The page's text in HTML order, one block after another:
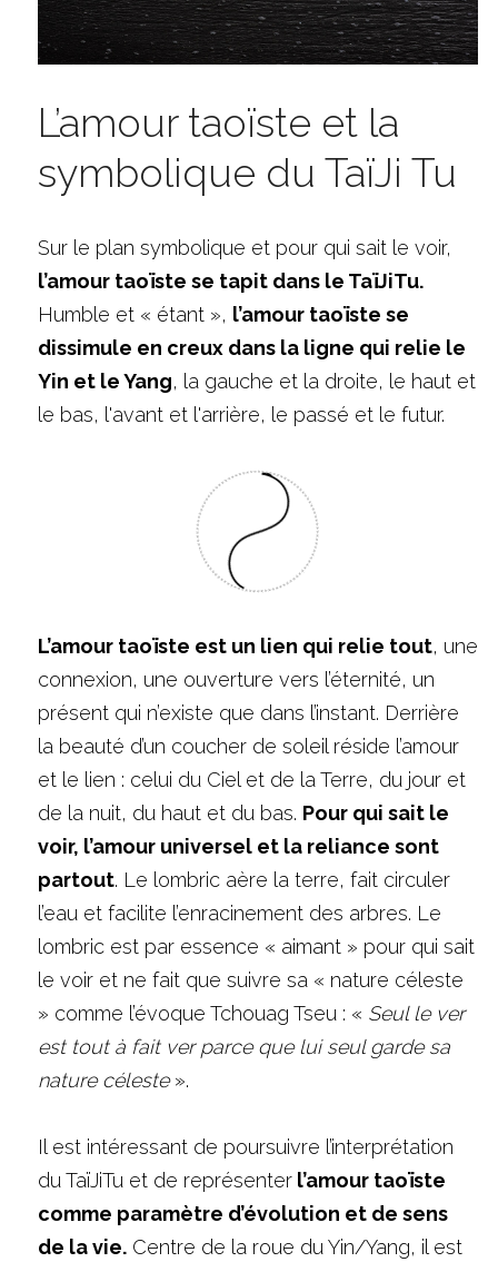
L’amour taoïste et la
symbolique du TaïJi Tu
Sur le plan symbolique et pour qui sait le voir,
l’amour taoïste se tapit dans le TaïJiTu.
Humble et « étant », l’amour taoïste se
dissimule en creux dans la ligne qui relie le
Yin et le Yang, la gauche et la droite, le haut et
le bas, l'avant et l'arrière, le passé et le futur.
L’amour taoïste est un lien qui relie tout, une
connexion, une ouverture vers l’éternité, un
présent qui n’existe que dans l’instant. Derrière
la beauté d’un coucher de soleil réside l’amour
et le lien : celui du Ciel et de la Terre, du jour et
de la nuit, du haut et du bas. Pour qui sait le
voir, l’amour universel et la reliance sont
partout. Le lombric aère la terre, fait circuler
l’eau et facilite l’enracinement des arbres. Le
lombric est par essence « aimant » pour qui sait
le voir et ne fait que suivre sa « nature céleste
» comme l’évoque Tchouag Tseu : « Seul le ver
est tout à fait ver parce que lui seul garde sa
nature céleste ».
Il est intéressant de poursuivre l’interprétation
du TaïJiTu et de représenter l’amour taoïste
comme paramètre d’évolution et de sens
de la vie. Centre de la roue du Yin/Yang, il est